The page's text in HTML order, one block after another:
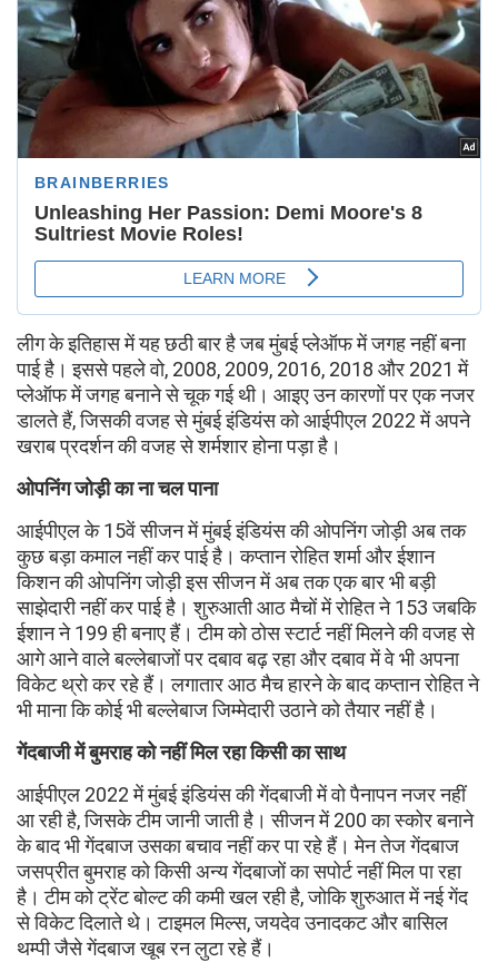
लीग के इतिहास में यह छठी बार है जब मुंबई प्लेऑफ में जगह नहीं बना
पाई है। इससे पहले वो, 2008, 2009, 2016, 2018 और 2021 में
प्लेऑफ में जगह बनाने से चूक गई थी। आइए उन कारणों पर एक नजर
डालते हैं, जिसकी वजह से मुंबई इंडियंस को आईपीएल 2022 में अपने
खराब प्रदर्शन की वजह से शर्मशार होना पड़ा है।
ओपनिंग जोड़ी का ना चल पाना
आईपीएल के 15वें सीजन में मुंबई इंडियंस की ओपनिंग जोड़ी अब तक
कुछ बड़ा कमाल नहीं कर पाई है। कप्तान रोहित शर्मा और ईशान
किशन की ओपनिंग जोड़ी इस सीजन में अब तक एक बार भी बड़ी
साझेदारी नहीं कर पाई है। शुरुआती आठ मैचों में रोहित ने 153 जबकि
ईशान ने 199 ही बनाए हैं। टीम को ठोस स्टार्ट नहीं मिलने की वजह से
आगे आने वाले बल्लेबाजों पर दबाव बढ़ रहा और दबाव में वे भी अपना
विकेट थ्रो कर रहे हैं। लगातार आठ मैच हारने के बाद कप्तान रोहित ने
भी माना कि कोई भी बल्लेबाज जिम्मेदारी उठाने को तैयार नहीं है।
गेंदबाजी में बुमराह को नहीं मिल रहा किसी का साथ
आईपीएल 2022 में मुंबई इंडियंस की गेंदबाजी में वो पैनापन नजर नहीं
आ रही है, जिसके टीम जानी जाती है। सीजन में 200 का स्कोर बनाने
के बाद भी गेंदबाज उसका बचाव नहीं कर पा रहे हैं। मेन तेज गेंदबाज
जसप्रीत बुमराह को किसी अन्य गेंदबाजों का सपोर्ट नहीं मिल पा रहा
है। टीम को ट्रेंट बोल्ट की कमी खल रही है, जोकि शुरुआत में नई गेंद
से विकेट दिलाते थे। टाइमल मिल्स, जयदेव उनादकट और बासिल
थम्पी जैसे गेंदबाज खूब रन लुटा रहे हैं।